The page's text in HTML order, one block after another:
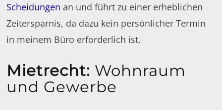
Scheidungen an und führt zu einer erheblichen
Zeitersparnis, da dazu kein persönlicher Termin
in meinem Büro erforderlich ist.
Mietrecht: Wohnraum
und Gewerbe